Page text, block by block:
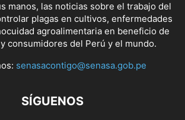
manos, las noticias sobre el trabajo del
plagas en cultivos, enfermedades
agroalimentaria en beneficio de
consumidores del Perú y el mundo.
senasacontigo@senasa.gob.pe
SÍGUENOS